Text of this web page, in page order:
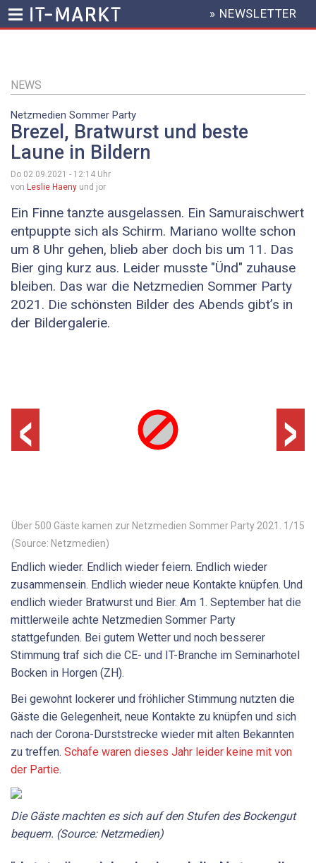
Inhalt
HEADER
MENU
» NEWSLETTER
NEWS
Netzmedien Sommer Party
Brezel, Bratwurst und beste
Laune in Bildern
Do 02.09.2021 - 12:14 Uhr
von Leslie Haeny und jor
Ein Finne tanzte ausgelassen. Ein Samuraischwert
entpuppte sich als Schirm. Mariano wollte schon
um 8 Uhr gehen, blieb aber doch bis um 11. Das
Bier ging kurz aus. Leider musste "Ünd" zuhause
bleiben. Das war die Netzmedien Sommer Party
2021. Die schönsten Bilder des Abends gibt’s in
der Bildergalerie.
‹ ›
1 /15
Über 500 Gäste kamen zur Netzmedien Sommer Party 2021.
(Source: Netzmedien)
Endlich wieder. Endlich wieder feiern. Endlich wieder
zusammensein. Endlich wieder neue Kontakte knüpfen. Und
endlich wieder Bratwurst und Bier. Am 1. September hat die
mittlerweile achte Netzmedien Sommer Party
stattgefunden. Bei gutem Wetter und noch besserer
Stimmung traf sich die CE- und IT-Branche im Seminarhotel
Bocken in Horgen (ZH).
Bei gewohnt lockerer und fröhlicher Stimmung nutzten die
Gäste die Gelegenheit, neue Kontakte zu knüpfen und sich
nach der Corona-Durststrecke wieder mit alten Bekannten
zu treffen. Schafe waren dieses Jahr leider keine mit von
der Partie.
Die Gäste machten es sich auf den Stufen des Bockengut
bequem. (Source: Netzmedien)